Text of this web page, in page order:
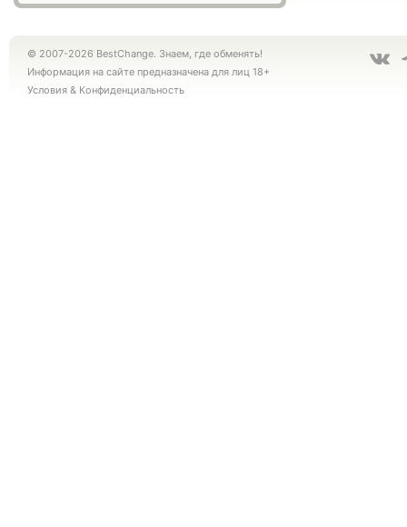
© 2007-2026 BestChange. Знаем, где обменять!
Информация на сайте предназначена для лиц 18+
Условия & Конфиденциальность